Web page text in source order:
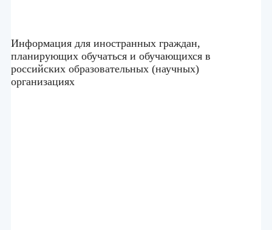
Информация для иностранных граждан,
планирующих обучаться и обучающихся в
российских образовательных (научных)
организациях